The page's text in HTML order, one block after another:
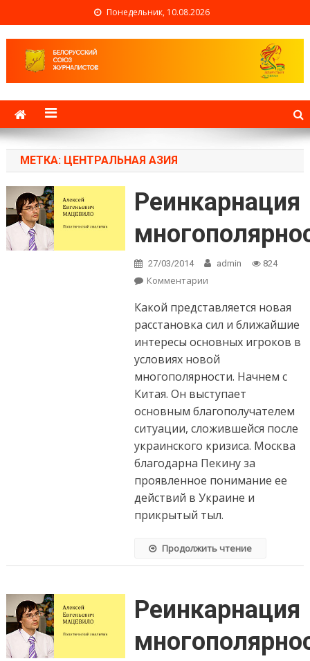
Понедельник, 10.08.2026
Белорусский союз
журналистов
МЕТКА: ЦЕНТРАЛЬНАЯ АЗИЯ
Реинкарнация
27/03/2014 admin 824
Комментарии
Какой представляется новая
расстановка сил и ближайшие
интересы основных игроков в
условиях новой
многополярности. Начнем с
Китая. Он выступает
основным благополучателем
ситуации, сложившейся после
украинского кризиса. Москва
благодарна Пекину за
проявленное понимание ее
действий в Украине и
прикрытый тыл.
Продолжить чтение
Реинкарнация